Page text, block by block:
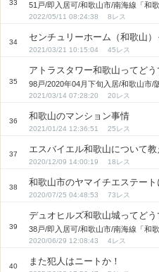
33 51戸/即入居可/和歌山市/南海線「和
2022/05/11 08:24:38 8
34
センチュリーホーム（和歌山）
2021/03/21 10:15:04 45
35
アトラスタワー和歌山ってどう
98戸/2020年04月下旬入居/和歌山市/
2021/03/14 07:28:20 20
36
和歌山のマンション事情
2021/01/24 12:36:51 25
37
エスバイエル和歌山について
2020/12/09 14:00:19 18
38
和歌山市のヤマイチエステート
2020/07/25 04:48:53 73
39
デュオヒルズ和歌山城ってどう
38戸/即入居可/和歌山市/南海線「和
2020/06/29 12:08:43 4
40
また犯人はニートか！